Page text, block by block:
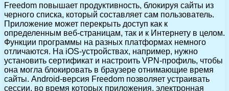
Freedom повышает продуктивность, блокируя сайты из
черного списка, который составляет сам пользователь.
Приложение может перекрыть доступ как к
определенным веб-страницам, так и к Интернету в целом.
Функции программы на разных платформах немного
отличаются. На iOS-устройствах, например, нужно
установить сертификат и настроить VPN-профиль, чтобы
она могла блокировать в браузере отнимающие время
сайты. Android-версия Freedom позволяет устраивать
сессии, во время которых приложения, электронная